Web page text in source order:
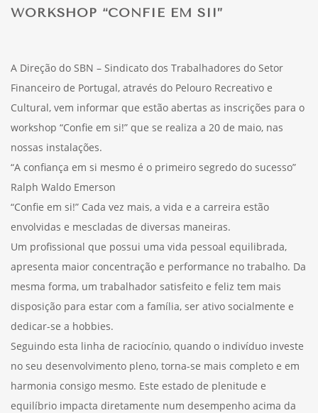
WORKSHOP “CONFIE EM SI!”
A Direção do SBN – Sindicato dos Trabalhadores do Setor
Financeiro de Portugal, através do Pelouro Recreativo e
Cultural, vem informar que estão abertas as inscrições para o
workshop “Confie em si!” que se realiza a 20 de maio, nas
nossas instalações.
“A confiança em si mesmo é o primeiro segredo do sucesso”
Ralph Waldo Emerson
“Confie em si!” Cada vez mais, a vida e a carreira estão
envolvidas e mescladas de diversas maneiras.
Um profissional que possui uma vida pessoal equilibrada,
apresenta maior concentração e performance no trabalho. Da
mesma forma, um trabalhador satisfeito e feliz tem mais
disposição para estar com a família, ser ativo socialmente e
dedicar-se a hobbies.
Seguindo esta linha de raciocínio, quando o indivíduo investe
no seu desenvolvimento pleno, torna-se mais completo e em
harmonia consigo mesmo. Este estado de plenitude e
equilíbrio impacta diretamente num desempenho acima da